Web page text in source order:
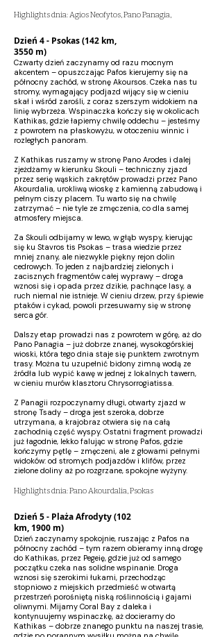
Highlights dnia: Agios Neofytos, Pano Panagia,
Dzień 4 - Psokas (142 km,
3550 m)
Czwarty dzień zaczynamy od razu mocnym
akcentem – opuszczając Pafos kierujemy się na
północny zachód, w stronę Akoursos. Czeka nas tu
stromy, wymagający podjazd wijący się w cieniu
skał i wśród zarośli, z coraz szerszym widokiem na
linię wybrzeża. Wspinaczka kończy się w okolicach
Kathikas, gdzie łapiemy chwilę oddechu – jesteśmy
z powrotem na płaskowyżu, w otoczeniu winnic i
rozległych panoram.
Z Kathikas ruszamy w stronę Pano Arodes i dalej
zjeżdżamy w kierunku Skouli – techniczny zjazd
przez serię wąskich zakrętów prowadzi przez Pano
Akourdalia, urokliwą wioskę z kamienną zabudową i
pełnym ciszy placem. Tu warto się na chwilę
zatrzymać – nie tyle ze zmęczenia, co dla samej
atmosfery miejsca.
Za Skouli odbijamy w lewo, w głąb wyspy, kierując
się ku Stavros tis Psokas – trasa wiedzie przez
mniej znany, ale niezwykle piękny rejon dolin
cedrowych. To jeden z najbardziej zielonych i
zacisznych fragmentów całej wyprawy – droga
wznosi się i opada przez dzikie, pachnące lasy, a
ruch niemal nie istnieje. W cieniu drzew, przy śpiewie
ptaków i cykad, powoli przesuwamy się w stronę
serca gór.
Dalszy etap prowadzi nas z powrotem w górę, aż do
Pano Panagia – już dobrze znanej, wysokogórskiej
wioski, która tego dnia staje się punktem zwrotnym
trasy. Można tu uzupełnić bidony zimną wodą ze
źródła lub wypić kawę w jednej z lokalnych tawern,
w cieniu murów klasztoru Chrysorrogiatissa.
Z Panagii rozpoczynamy długi, otwarty zjazd w
stronę Tsady – droga jest szeroka, dobrze
utrzymana, a krajobraz otwiera się na całą
zachodnią część wyspy. Ostatni fragment prowadzi
już łagodnie, lekko falując w stronę Pafos, gdzie
kończymy pętlę – zmęczeni, ale z głowami pełnymi
widoków: od stromych podjazdów i klifów, przez
zielone doliny aż po rozgrzane, spokojne wyżyny.
Highlights dnia: Pano Akourdalia, Psokas
Dzień 5 - Plaża Afrodyty (102
km, 1900 m)
Dzień zaczynamy spokojnie, ruszając z Pafos na
północny zachód – tym razem obieramy inną drogę
do Kathikas, przez Pegeię, gdzie już od samego
początku czeka nas solidne wspinanie. Droga
wznosi się szerokimi łukami, przechodząc
stopniowo z miejskich przedmieść w otwartą
przestrzeń porośniętą niską roślinnością i gajami
oliwnymi. Mijamy Coral Bay z daleka i
kontynuujemy wspinaczkę, aż docieramy do
Kathikas – dobrze znanego punktu na naszej trasie,